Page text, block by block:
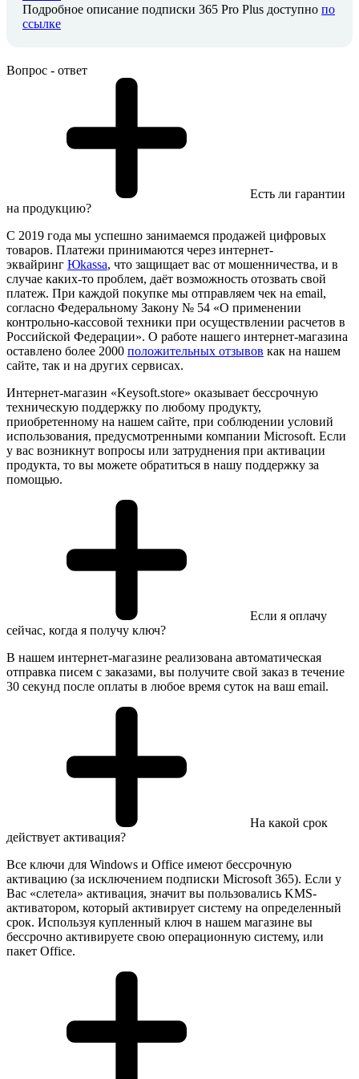
Подробное описание подписки 365 Pro Plus доступно по
ссылке
Вопрос - ответ
Есть ли гарантии
на продукцию?
С 2019 года мы успешно занимаемся продажей цифровых
товаров. Платежи принимаются через интернет-
эквайринг Юkassa, что защищает вас от мошенничества, и в
случае каких-то проблем, даёт возможность отозвать свой
платеж. При каждой покупке мы отправляем чек на email,
согласно Федеральному Закону № 54 «О применении
контрольно-кассовой техники при осуществлении расчетов в
Российской Федерации». О работе нашего интернет-магазина
оставлено более 2000 положительных отзывов как на нашем
сайте, так и на других сервисах.
Интернет-магазин «Keysoft.store» оказывает бессрочную
техническую поддержку по любому продукту,
приобретенному на нашем сайте, при соблюдении условий
использования, предусмотренными компании Microsoft. Если
у вас возникнут вопросы или затруднения при активации
продукта, то вы можете обратиться в нашу поддержку за
помощью.
Если я оплачу
сейчас, когда я получу ключ?
В нашем интернет-магазине реализована автоматическая
отправка писем с заказами, вы получите свой заказ в течение
30 секунд после оплаты в любое время суток на ваш email.
На какой срок
действует активация?
Все ключи для Windows и Office имеют бессрочную
активацию (за исключением подписки Microsoft 365). Если у
Вас «слетела» активация, значит вы пользовались KMS-
активатором, который активирует систему на определенный
срок. Используя купленный ключ в нашем магазине вы
бессрочно активируете свою операционную систему, или
пакет Office.